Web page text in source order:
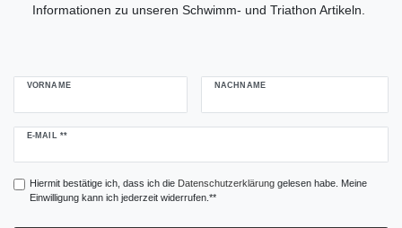
Informationen zu unseren Schwimm- und Triathon Artikeln.
VORNAME NACHNAME
E-MAIL **
Newsletter
Hiermit bestätige ich, dass ich die Daten­schutz­erklärunggelesen habe. Meine
Einwilligung kann ich jederzeit widerrufen.**